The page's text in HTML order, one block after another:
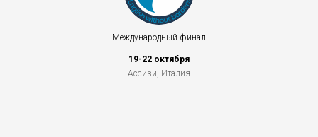
Международный финал
19-22 октября
Ассизи, Италия